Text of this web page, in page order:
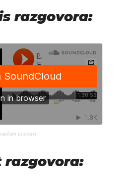
razgovora:
podcast